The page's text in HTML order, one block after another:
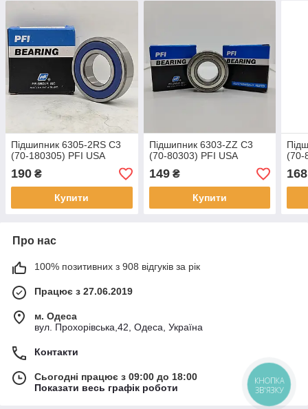
Підшипник 6305-2RS C3
(70-180305) PFI USA
190 ₴
Купити
Підшипник 6303-ZZ C3
(70-80303) PFI USA
149₴
Купити
(70-
168
Про нас
100% позитивних з 908 відгуків за рік
Працює з 27.06.2019
м. Одеса
вул. Прохорівська,42, Одеса, Україна
Контакти
Сьогодні працює з 09:00 до 18:00
Показати весь графік роботи
КНОПКА
ЗВ'ЯЗКУ